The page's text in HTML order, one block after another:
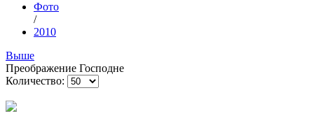
Фото
/
2010
Выше
Преображение Господне
Количество: